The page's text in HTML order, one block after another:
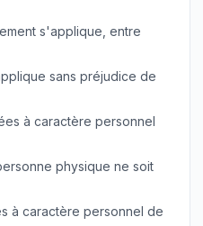
s'applique, entre
sans préjudice de
à caractère personnel
physique ne soit
à caractère personnel de